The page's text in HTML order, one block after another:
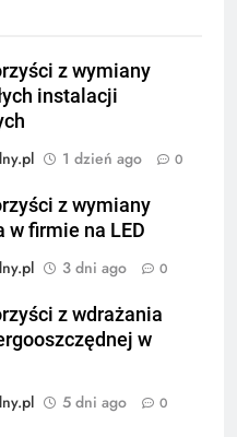
z wymiany
instalacji
1 dzień ago 0
z wymiany
w firmie na LED
3 dni ago 0
z wdrażania
w
5 dni ago 0